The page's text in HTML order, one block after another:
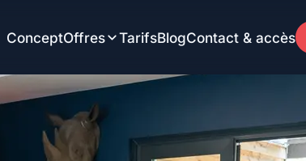
ConceptOffres TarifsBlogContact & accès